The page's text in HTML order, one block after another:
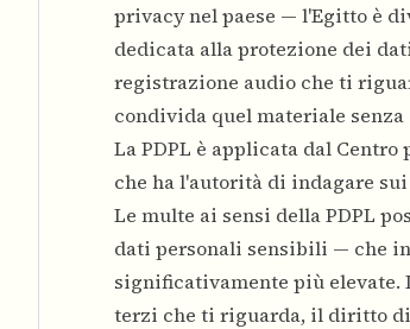
privacy nel paese — l'Egitto è
dedicata alla protezione dei
registrazione audio che ti
condivida quel materiale
La PDPL è applicata dal
che ha l'autorità di indagare
Le multe ai sensi della PDPL
dati personali sensibili — che
significativamente più elevate.
terzi che ti riguarda, il diritto